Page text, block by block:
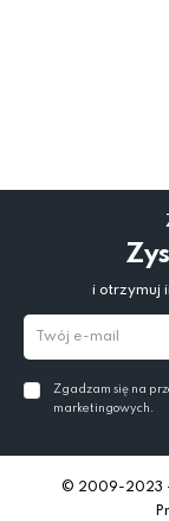
i otrzymuj
Zgadzam się na
marketingowych.
© 2009-2023